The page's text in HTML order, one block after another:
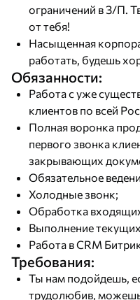
ограничений в З/П.
от тебя!
Насыщенная
работать, будешь
Обязанности:
Работа с уже
клиентов по всей
Полная воронка
первого звонка
закрывающих
Обязательное
Холодные звонк;
Обработка
Выполнение
Работа в CRM
Требования:
Ты нам подойдешь,
трудолюбив,